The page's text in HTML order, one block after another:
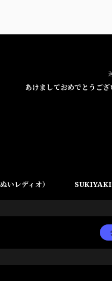
あけましておめでとうござ
いレディオ） SUKIYAKI